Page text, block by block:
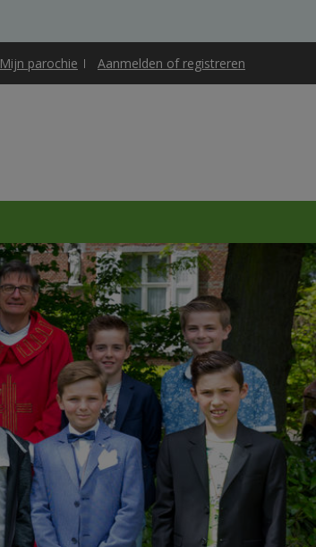
Mijn parochie Aanmelden of registreren